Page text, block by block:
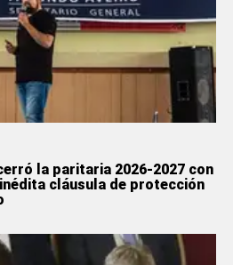
la paritaria 2026-2027 con
cláusula de protección